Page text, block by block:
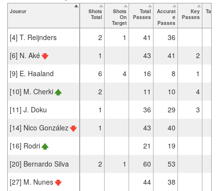
Joueur
Shots
Total
Shots
On
Target
Total
Passes
Accurat
e
Passes
Key
Passes
[4] T. Reijnders 2 1 41
36
[6] N. Aké
1 43 41
2
[9] E. Haaland
6 4 16 8
1
[10] M. Cherki
2 11 10
4
[11] J. Doku
1 36 29
3
[14] Nico González
1 43
40
[16] Rodri
21
19
[20] Bernardo Silva
2 1 60
53
[27] M. Nunes
44
38